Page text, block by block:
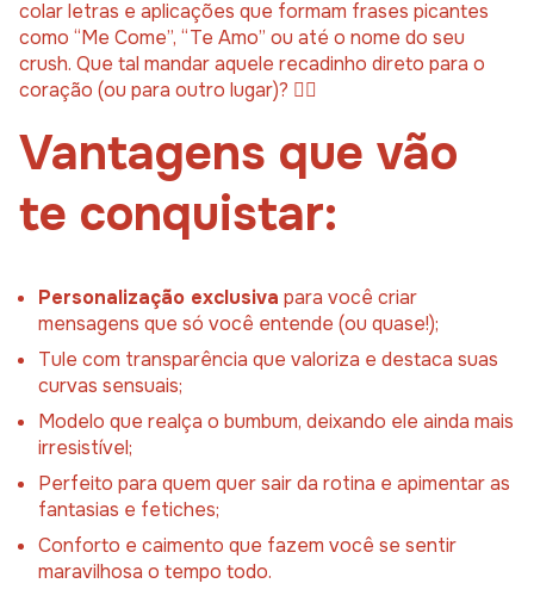
colar letras e aplicações que formam frases picantes
como “Me Come”, “Te Amo” ou até o nome do seu
crush. Que tal mandar aquele recadinho direto para o
coração (ou para outro lugar)? ❤️‍🔥
Vantagens que vão
te conquistar:
Personalização exclusiva para você criar
mensagens que só você entende (ou quase!);
Tule com transparência que valoriza e destaca suas
curvas sensuais;
Modelo que realça o bumbum, deixando ele ainda mais
irresistível;
Perfeito para quem quer sair da rotina e apimentar as
fantasias e fetiches;
Conforto e caimento que fazem você se sentir
maravilhosa o tempo todo.